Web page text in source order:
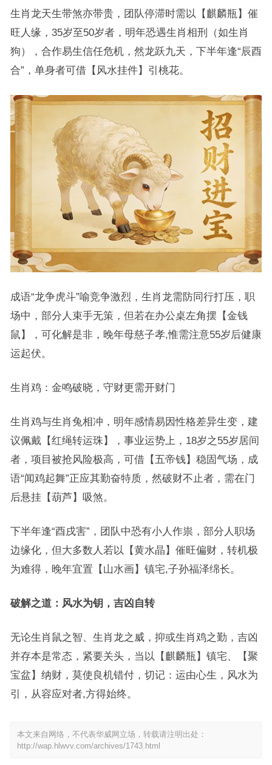
生肖龙天生带煞亦带贵，团队停滞时需以【麒麟瓶】催
旺人缘，35岁至50岁者，明年恐遇生肖相刑（如生肖
狗），合作易生信任危机，然龙跃九天，下半年逢“辰酉
合”，单身者可借【风水挂件】引桃花。
成语“龙争虎斗”喻竞争激烈，生肖龙需防同行打压，职
场中，部分人束手无策，但若在办公桌左角摆【金钱
鼠】，可化解是非，晚年母慈子孝,惟需注意55岁后健康
运起伏。
生肖鸡：金鸣破晓，守财更需开财门
生肖鸡与生肖兔相冲，明年感情易因性格差异生变，建
议佩戴【红绳转运珠】，事业运势上，18岁之55岁居间
者，项目被抢风险极高，可借【五帝钱】稳固气场，成
语“闻鸡起舞”正应其勤奋特质，然破财不止者，需在门
后悬挂【葫芦】吸煞。
下半年逢“酉戌害”，团队中恐有小人作祟，部分人职场
边缘化，但大多数人若以【黄水晶】催旺偏财，转机极
为难得，晚年宜置【山水画】镇宅,子孙福泽绵长。
破解之道：风水为钥，吉凶自转
无论生肖鼠之智、生肖龙之威，抑或生肖鸡之勤，吉凶
并存本是常态，紧要关头，当以【麒麟瓶】镇宅、【聚
宝盆】纳财，莫使良机错付，切记：运由心生，风水为
引，从容应对者,方得始终。
本文来自网络，不代表华威网立场，转载请注明出处：
http://wap.hlwvv.com/archives/1743.html